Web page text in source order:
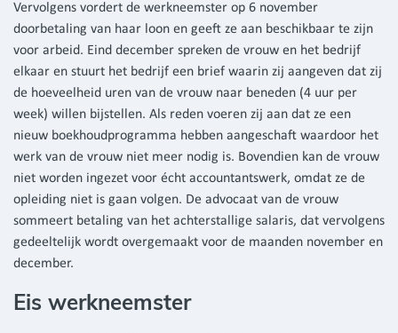
Vervolgens vordert de werkneemster op 6 november
doorbetaling van haar loon en geeft ze aan beschikbaar te zijn
voor arbeid. Eind december spreken de vrouw en het bedrijf
elkaar en stuurt het bedrijf een brief waarin zij aangeven dat zij
de hoeveelheid uren van de vrouw naar beneden (4 uur per
week) willen bijstellen. Als reden voeren zij aan dat ze een
nieuw boekhoudprogramma hebben aangeschaft waardoor het
werk van de vrouw niet meer nodig is. Bovendien kan de vrouw
niet worden ingezet voor écht accountantswerk, omdat ze de
opleiding niet is gaan volgen. De advocaat van de vrouw
sommeert betaling van het achterstallige salaris, dat vervolgens
gedeeltelijk wordt overgemaakt voor de maanden november en
december.
Eis werkneemster